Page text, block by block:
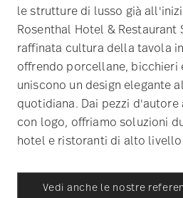
le strutture di lusso già
Rosenthal Hotel & Restaurant
raffinata cultura della tavola
offrendo porcellane, bicchieri
uniscono un design elegante
quotidiana. Dai pezzi
con logo, offriamo soluzioni
hotel e ristoranti di alto
Vedi anche le nostre